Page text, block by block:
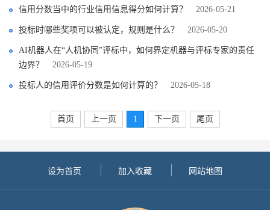
信用分数当中的行业信用信息得分如何计算？ 2026-05-21
投标时哪些奖项可以被认定，规则是什么？ 2026-05-20
AI机器人在“人机协同”评标中，如何界定机器与评标专家的责任
边界？
2026-05-19
投标人的信用评价分数是如何计算的？ 2026-05-18
首页 上一页 1 下一页 尾页
设为首页 加入收藏 网站地图